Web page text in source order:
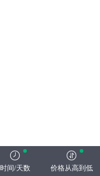
时间/天数 价格从高到低